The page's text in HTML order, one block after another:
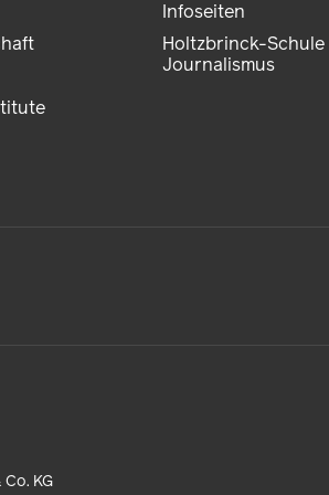
Infoseiten
Holtzbrinck-
Journalismus
KG